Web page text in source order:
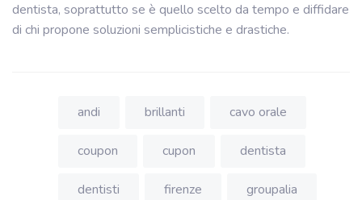
dentista, soprattutto se è quello scelto da tempo e diffidare
di chi propone soluzioni semplicistiche e drastiche.
andi brillanti cavo orale
coupon cupon dentista
dentisti firenze groupalia